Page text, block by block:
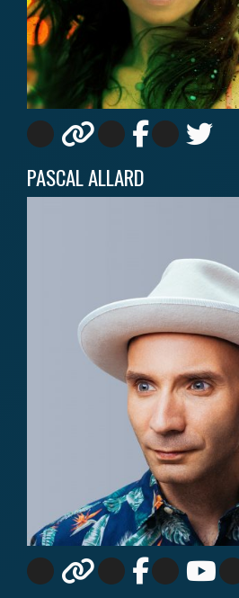
PASCAL ALLARD